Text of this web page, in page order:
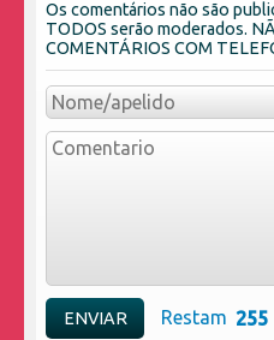
Os comentários não são
TODOS serão moderados.
COMENTÁRIOS COM
Restam